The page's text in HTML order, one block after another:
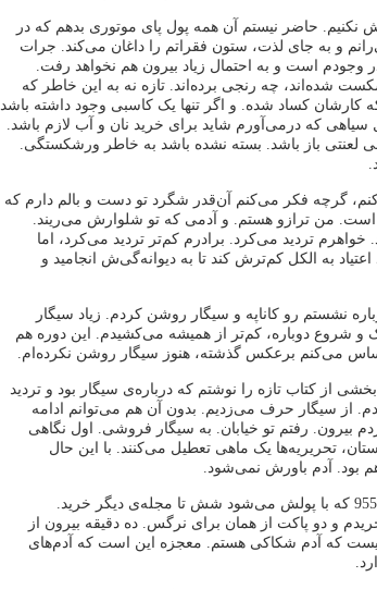
نکنیم. حاضر نیستم آن همه پول پای موتوری بدهم که در
و به جای لذت، ستون فقراتم را داغان می‌کند. جرات
است و به احتمال زیاد بیرون هم نخواهد رفت.
شده‌اند، چه رنجی برده‌اند. تازه نه به این خاطر که
کارشان کساد شده. و اگر تنها یک کاسبی وجود داشته باشد
که درمی‌آورم شاید برای خرید نان و آب لازم باشد.
باز باشد. بسته نشده باشد به خاطر ورشکستگی.
گرچه فکر می‌کنم آن‌قدر شگرد تو دست و بالم دارم که
است. من ترازو هستم. و آدمی که تو شلوارش می‌ریند.
تردید می‌کرد. برادرم کم‌تر تردید می‌کرد، اما
به الکل کم‌ترش کند تا به دیوانه‌گی‌ش انجامید و
نشستم رو کاناپه و سیگار روشن کردم. زیاد سیگار
شروع دوباره، کم‌تر از همیشه می‌کشیدم. این دوره هم
می‌کنم برعکس گذشته، هنوز سیگار روشن نکرده‌ام.
از کتاب تازه را نوشتم که درباره‌ی سیگار بود و تردید
از سیگار حرف می‌زدیم. بدون آن هم می‌توانم ادامه
بیرون. رفتم تو خیابان. به سیگار فروشی. اول نگاهی
تحریریه‌ها یک ماهی تعطیل می‌کنند. با این حال
هم بود. آدم باورش نمی‌شود.
مجله‌ای با عکس موتور تریومف دایتونا 955 که با پولش می‌شود شش تا مجله‌ی دیگر خرید.
و دو پاکت از همان برای نرگس. ده دقیقه بیرون از
که آدم شکاکی هستم. معجزه این است که آدم‌های